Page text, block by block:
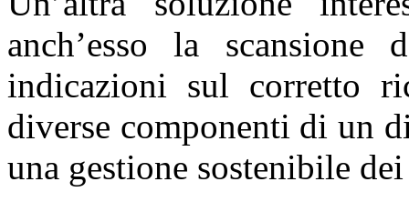
anch’esso la
indicazioni sul corretto
diverse componenti di un
una gestione sostenibile